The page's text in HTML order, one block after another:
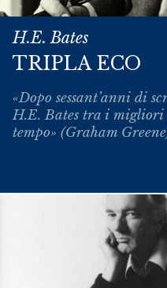
H.E. Bates
TRIPLA ECO
«Dopo sessant’anni di
H.E. Bates tra i
tempo» (Graham